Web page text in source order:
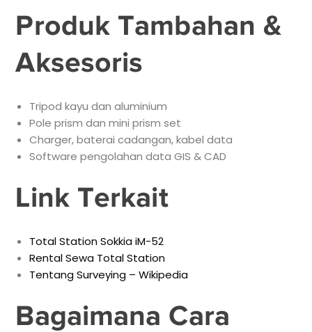
Produk Tambahan &
Aksesoris
Tripod kayu dan aluminium
Pole prism dan mini prism set
Charger, baterai cadangan, kabel data
Software pengolahan data GIS & CAD
Link Terkait
Total Station Sokkia iM-52
Rental Sewa Total Station
Tentang Surveying – Wikipedia
Bagaimana Cara